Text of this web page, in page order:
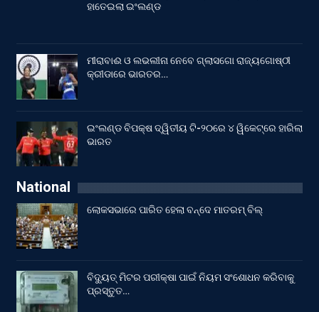
ହାତେଇଲା ଇଂଲଣ୍ଡ
ମୀରାବାଈ ଓ ଲଭଲୀନା ନେବେ ଗ୍ଲାସଗୋ ରାଜ୍ୟଗୋଷ୍ଠୀ
କ୍ରୀଡାରେ ଭାରତର…
ଇଂଲଣ୍ଡ ବିପକ୍ଷ ଦ୍ୱିତୀୟ ଟି-୨୦ରେ ୪ ୱିକେଟ୍‌ରେ ହାରିଲା
ଭାରତ
National
ଲୋକସଭାରେ ପାରିତ ହେଲା ବନ୍ଦେ ମାତରମ୍‌ ବିଲ୍‌
ବିଦ୍ୟୁତ୍ ମିଟର ପରୀକ୍ଷା ପାଇଁ ନିୟମ ସଂଶୋଧନ କରିବାକୁ
ପ୍ରସ୍ତୁତ…